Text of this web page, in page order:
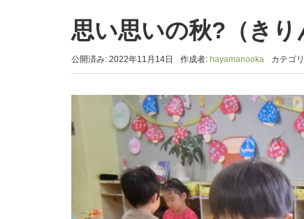
思い思いの秋?（きり
公開済み: 2022年11月14日 作成者: hayamanooka カテゴ